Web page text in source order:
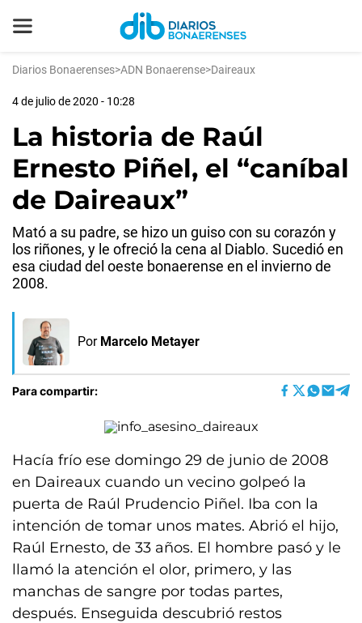
Diarios Bonaerenses>ADN Bonaerense>Daireaux
4 de julio de 2020 - 10:28
La historia de Raúl
Ernesto Piñel, el “caníbal
de Daireaux”
Mató a su padre, se hizo un guiso con su corazón y
los riñones, y le ofreció la cena al Diablo. Sucedió en
esa ciudad del oeste bonaerense en el invierno de
2008.
Por Marcelo Metayer
Para compartir:
Hacía frío ese domingo 29 de junio de 2008
en Daireaux cuando un vecino golpeó la
puerta de Raúl Prudencio Piñel. Iba con la
intención de tomar unos mates. Abrió el hijo,
Raúl Ernesto, de 33 años. El hombre pasó y le
llamó la atención el olor, primero, y las
manchas de sangre por todas partes,
después. Enseguida descubrió restos